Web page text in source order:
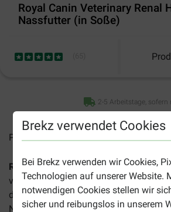
Brekz verwendet Cookies
Bei Brekz verwenden wir Cookies,
Technologien auf unserer Website.
notwendigen Cookies stellen wir
sicher und reibungslos in unserem
Royal Canin Veterinary Renal
Nassfutter (in Soße)
2-5 Arbeitstage,
Preise inkl. MwSt zzgl.
Royal Canin Veterinary Renal Hunde-
vollwertiges Diätfutter für erwachsene
das die Nierenfunktion bei chronischem
Nierenerkrankungen unterstützt.